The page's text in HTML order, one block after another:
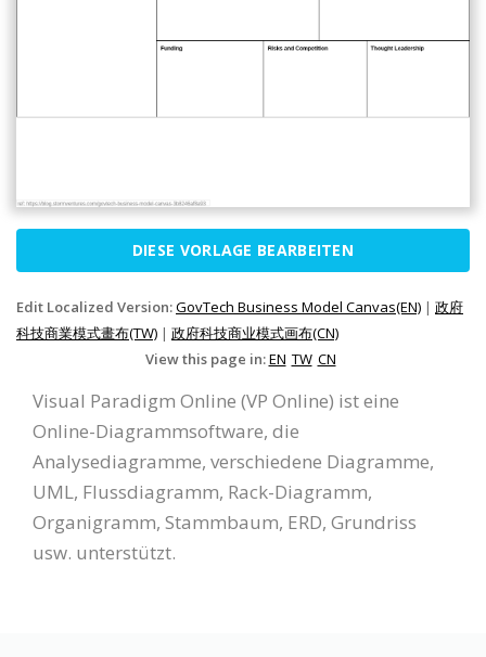
DIESE VORLAGE BEARBEITEN
Edit Localized Version:GovTech Business Model Canvas(EN) | 政府
科技商業模式畫布(TW) | 政府科技商业模式画布(CN)
View this page in:EN TW CN
Visual Paradigm Online (VP Online) ist eine
Online-Diagrammsoftware, die
Analysediagramme, verschiedene Diagramme,
UML, Flussdiagramm, Rack-Diagramm,
Organigramm, Stammbaum, ERD, Grundriss
usw. unterstützt.